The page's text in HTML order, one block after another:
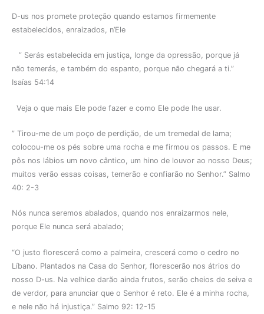
D-us nos promete proteção quando estamos firmemente
estabelecidos, enraizados, n’Ele
” Serás estabelecida em justiça, longe da opressão, porque já
não temerás, e também do espanto, porque não chegará a ti.”
Isaías 54:14
Veja o que mais Ele pode fazer e como Ele pode lhe usar.
” Tirou-me de um poço de perdição, de um tremedal de lama;
colocou-me os pés sobre uma rocha e me firmou os passos. E me
pôs nos lábios um novo cântico, um hino de louvor ao nosso Deus;
muitos verão essas coisas, temerão e confiarão no Senhor.” Salmo
40: 2-3
Nós nunca seremos abalados, quando nos enraizarmos nele,
porque Ele nunca será abalado;
“O justo florescerá como a palmeira, crescerá como o cedro no
Líbano. Plantados na Casa do Senhor, florescerão nos átrios do
nosso D-us. Na velhice darão ainda frutos, serão cheios de seiva e
de verdor, para anunciar que o Senhor é reto. Ele é a minha rocha,
e nele não há injustiça.” Salmo 92: 12-15